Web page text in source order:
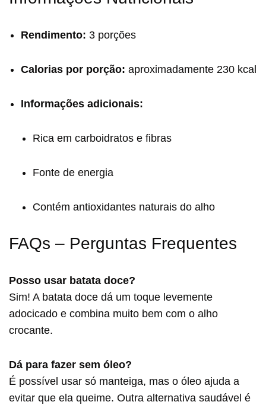
Rendimento: 3 porções
Calorias por porção: aproximadamente 230 kcal
Informações adicionais:
Rica em carboidratos e fibras
Fonte de energia
Contém antioxidantes naturais do alho
FAQs – Perguntas Frequentes
Posso usar batata doce?
Sim! A batata doce dá um toque levemente
adocicado e combina muito bem com o alho
crocante.
Dá para fazer sem óleo?
É possível usar só manteiga, mas o óleo ajuda a
evitar que ela queime. Outra alternativa saudável é